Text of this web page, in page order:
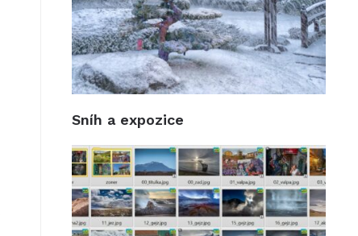
Sníh a expozice